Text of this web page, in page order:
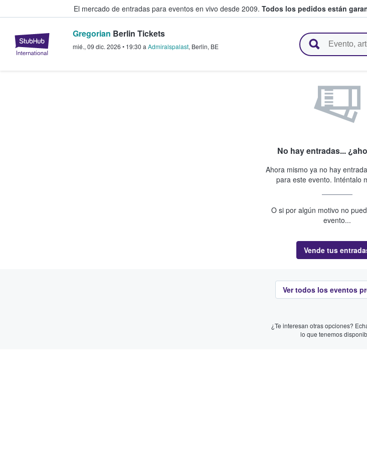
El mercado de entradas para eventos en vivo desde 2009. Todos los pedidos están
StubHub: compra y venta de entradas entre fans
Gregorian Berlin Tickets
mié., 09 dic. 2026 • 19:30 a Admiralspalast, Berlin, BE
No hay entradas...
Ahora mismo ya no hay
para este evento. Inténtalo
O si por algún motivo no
evento...
Vende tus
Ver todos los eventos
¿Te interesan otras opciones?
lo que tenemos